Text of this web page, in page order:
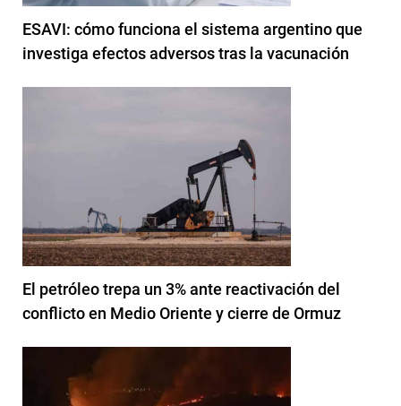
ESAVI: cómo funciona el sistema argentino que
investiga efectos adversos tras la vacunación
El petróleo trepa un 3% ante reactivación del
conflicto en Medio Oriente y cierre de Ormuz